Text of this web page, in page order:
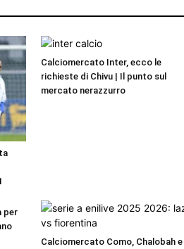
Calciomercato Inter, ecco le
richieste di Chivu | Il punto sul
mercato nerazzurro
per
Calciomercato Como, Chalobah e